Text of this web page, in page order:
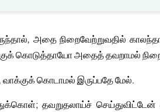
அதை நிறைவேற்றுவதில்
கொடுத்தாயோ அதைத் தவறாமல்
கொடாமல் இருப்பதே மேல்.
தவறுதலாய்ச்